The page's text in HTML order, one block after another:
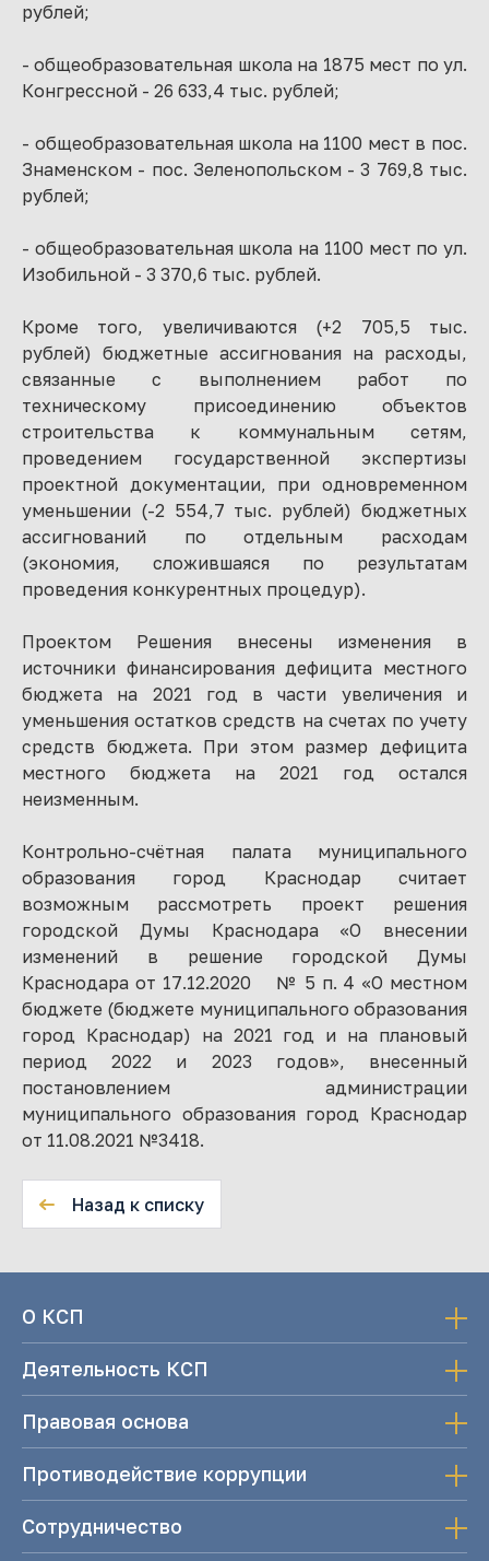
рублей;
- общеобразовательная школа на 1875 мест по ул.
Конгрессной - 26 633,4 тыс. рублей;
- общеобразовательная школа на 1100 мест в пос.
Знаменском - пос. Зеленопольском - 3 769,8 тыс.
рублей;
- общеобразовательная школа на 1100 мест по ул.
Изобильной - 3 370,6 тыс. рублей.
Кроме того, увеличиваются (+2 705,5 тыс.
рублей) бюджетные ассигнования на расходы,
связанные с выполнением работ по
техническому присоединению объектов
строительства к коммунальным сетям,
проведением государственной экспертизы
проектной документации, при одновременном
уменьшении (-2 554,7 тыс. рублей) бюджетных
ассигнований по отдельным расходам
(экономия, сложившаяся по результатам
проведения конкурентных процедур).
Проектом Решения внесены изменения в
источники финансирования дефицита местного
бюджета на 2021 год в части увеличения и
уменьшения остатков средств на счетах по учету
средств бюджета. При этом размер дефицита
местного бюджета на 2021 год остался
неизменным.
Контрольно-счётная палата муниципального
образования город Краснодар считает
возможным рассмотреть проект решения
городской Думы Краснодара «О внесении
изменений в решение городской Думы
Краснодара от 17.12.2020 № 5 п. 4 «О местном
бюджете (бюджете муниципального образования
город Краснодар) на 2021 год и на плановый
период 2022 и 2023 годов», внесенный
постановлением администрации
муниципального образования город Краснодар
от 11.08.2021 №3418.
Назад к списку
О КСП
Деятельность КСП
Правовая основа
Противодействие коррупции
Сотрудничество